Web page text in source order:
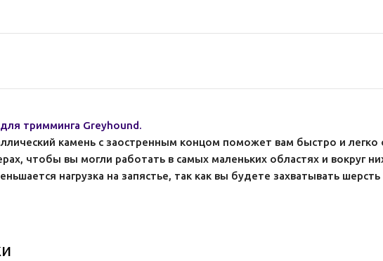
тримминга Greyhound.
камень с заостренным концом поможет вам быстро и легко
чтобы вы могли работать в самых маленьких областях и вокруг
нагрузка на запястье, так как вы будете захватывать шерсть